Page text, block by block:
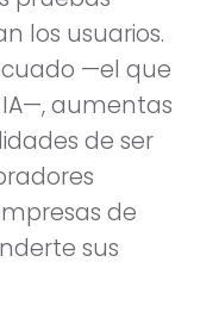
los usuarios.
—el que
aumentas
de ser
de
sus